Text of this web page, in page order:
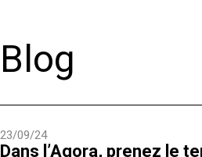
Blog
23/09/24
Dans l’Agora, prenez le